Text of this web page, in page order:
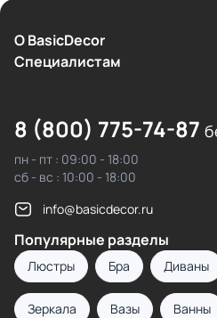
О BasicDecor
Cпециалистам
8 (800) 775-74-87
пн - пт : 09:00 - 18:00
сб - вс : 10:00 - 18:00
info@basicdecor.ru
Популярные разделы
Люстры Бра Диваны
Зеркала Вазы Ванны